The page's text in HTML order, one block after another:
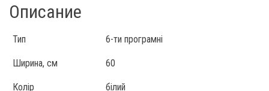
Описание
Тип 6-ти програмні
Ширина, см 60
Колір білий